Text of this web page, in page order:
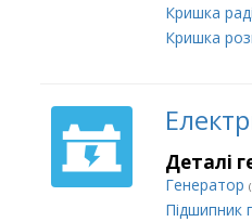
Кришка
Кришка
Деталі
Генератор
Підшипник